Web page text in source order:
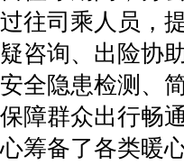
过往司乘人员，
疑咨询、出险协
安全隐患检测、
保障群众出行畅
心筹备了各类暖